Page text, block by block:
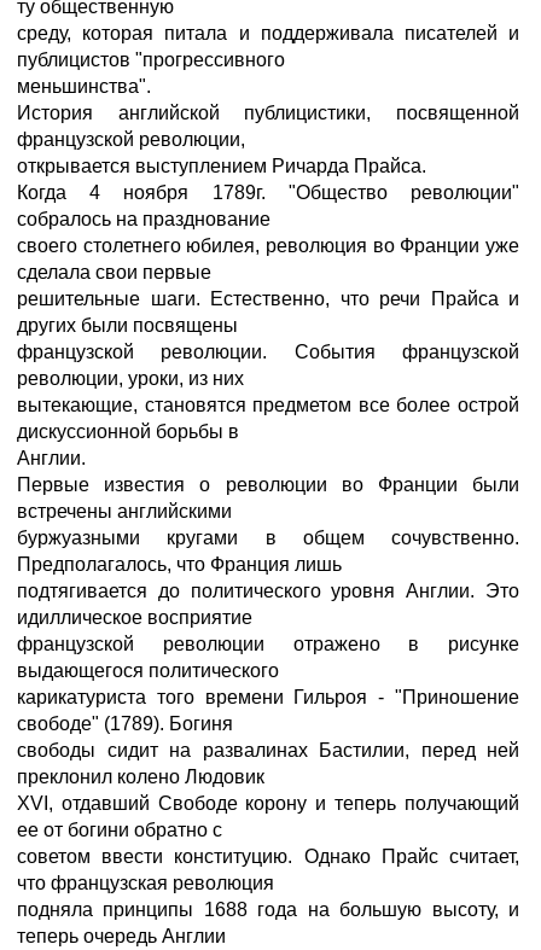
ту общественную
среду, которая питала и поддерживала писателей и
публицистов "прогрессивного
меньшинства".
История английской публицистики, посвященной
французской революции,
открывается выступлением Ричарда Прайса.
Когда 4 ноября 1789г. "Общество революции"
собралось на празднование
своего столетнего юбилея, революция во Франции уже
сделала свои первые
решительные шаги. Естественно, что речи Прайса и
других были посвящены
французской революции. События французской
революции, уроки, из них
вытекающие, становятся предметом все более острой
дискуссионной борьбы в
Англии.
Первые известия о революции во Франции были
встречены английскими
буржуазными кругами в общем сочувственно.
Предполагалось, что Франция лишь
подтягивается до политического уровня Англии. Это
идиллическое восприятие
французской революции отражено в рисунке
выдающегося политического
карикатуриста того времени Гильроя - "Приношение
свободе" (1789). Богиня
свободы сидит на развалинах Бастилии, перед ней
преклонил колено Людовик
XVI, отдавший Свободе корону и теперь получающий
ее от богини обратно с
советом ввести конституцию. Однако Прайс считает,
что французская революция
подняла принципы 1688 года на большую высоту, и
теперь очередь Англии